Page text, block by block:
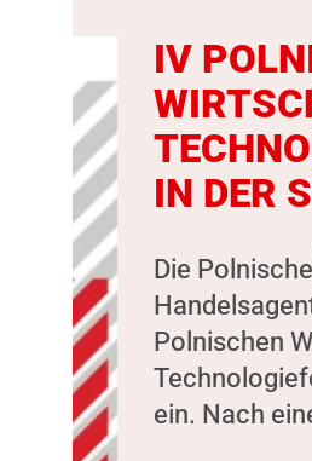
IV
IN DER
Die
Polnischen
ein. Nach